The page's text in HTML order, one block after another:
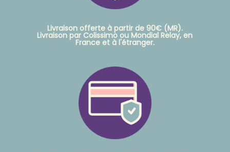
Livraison offerte à partir de 90€ (MR).
Livraison par Colissimo ou Mondial Relay, en
France et à l'étranger.